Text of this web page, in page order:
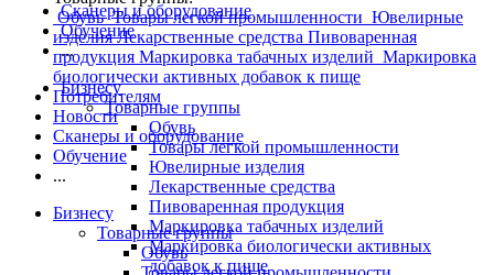
Сканеры и оборудование
Обучение
...
Бизнесу
Товарные группы
Обувь
Товары легкой промышленности
Ювелирные изделия
Лекарственные средства
Пивоваренная продукция
Маркировка табачных изделий
Маркировка биологически активных
добавок к пище
ОбувьТовары легкой промышленности Ювелирные
изделияЛекарственные средства Пивоваренная
продукция Маркировка табачных изделий Маркировка
биологически активных добавок к пище
Потребителям
Новости
Сканеры и оборудование
Обучение
...
Бизнесу
Товарные группы
Обувь